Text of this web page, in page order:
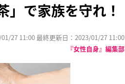
で家族を守れ！
27 11:00 最終更新日：2023/01/27 11:00
『女性自身』編集部